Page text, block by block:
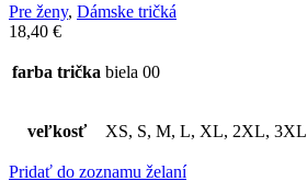
Pre ženy, Dámske tričká
18,40 €
farba trička biela 00
veľkosť XS, S, M, L, XL, 2XL, 3XL
Pridať do zoznamu želaní